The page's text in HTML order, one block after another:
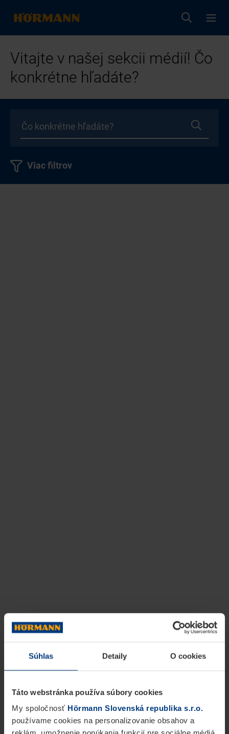
Súhlas Detaily O cookies
Táto webstránka používa súbory cookies
My spoločnosť Hörmann Slovenská republika s.r.o.
používame cookies na personalizovanie obsahov a
Vitajte v našej sekcii médií! Čo
konkrétne hľadáte?
Viac filtrov